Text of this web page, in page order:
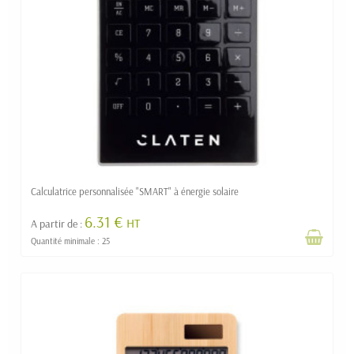
Calculatrice personnalisée "SMART" à énergie solaire
A partir de : 6.31 € HT
Quantité minimale : 25